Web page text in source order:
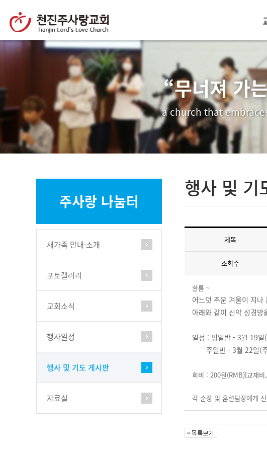
“무너져 가
a church that
주사랑 나눔터
새가족 안내·소개
포토갤러리
교회소식
행사일정
행사 및 기도 게시판
자료실
행사 및 기
제목
조회수
샬롬 ~
어느덧 추운 겨울이 지나
아래와 같이 신약 성경
일정 : 평일반 - 3월 19
주일반 - 3월 22일(
회비 : 200원(RMB)[교재비
각 순장 및 훈련팀장에게